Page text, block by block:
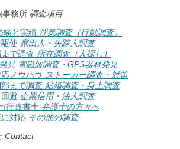
事務所 調査項目
験と実績 浮気調査（行動調査）
使 家出人・失踪人調査
で調査 所在調査（人探し）
見 電磁波調査・GPS器材発見
ノウハウ ストーカー調査・対策
まで調査 結婚調査・身上調査
避 企業信用・法人調査
/行政書士 弁護士の方々へ
対応 その他の調査
Contact